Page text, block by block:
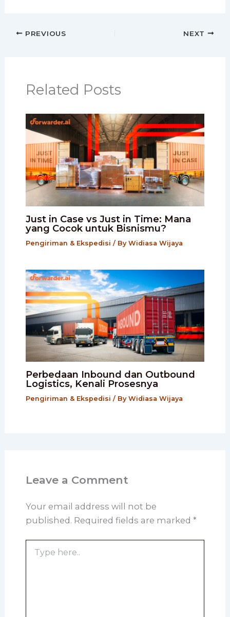
PREVIOUS NEXT
Related Posts
Just in Case vs Just in Time: Mana
yang Cocok untuk Bisnismu?
Pengiriman & Ekspedisi / By Widiasa Wijaya
Perbedaan Inbound dan Outbound
Logistics, Kenali Prosesnya
Pengiriman & Ekspedisi / By Widiasa Wijaya
Leave a Comment
Your email address will not be
published. Required fields are marked *
here..